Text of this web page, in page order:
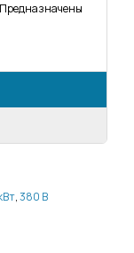
,380 В